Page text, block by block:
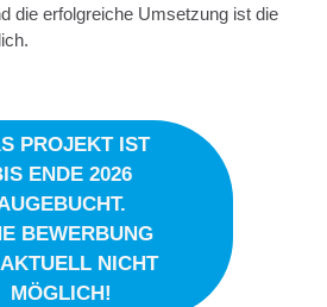
die erfolgreiche Umsetzung ist die
PROJEKT IST
ENDE 2026
BEWERBUNG
AKTUELL NICHT
MÖGLICH!